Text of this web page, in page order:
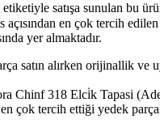
satışa sunulan bu
açısından en çok tercih
yer almaktadır.
satın alırken orijinallik ve
Chinf 318 Elci̇k Tapasi
en çok tercih ettiği yedek